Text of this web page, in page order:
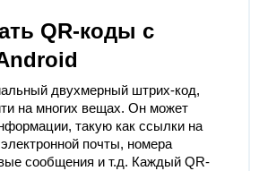
Здоровье Кулинария-и-
П
и-животныеОбразование Образование-и-
QR‐коды с
двухмерный штрих-код,
на многих вещах. Он может
такую как ссылки на
почты, номера
сообщения и т.д. Каждый QR-